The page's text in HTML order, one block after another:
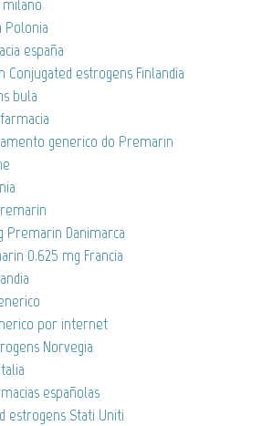
españa
Conjugated estrogens Finlandia
bula
generico do Premarin
Premarin Danimarca
0.625 mg Francia
por internet
Norvegia
españolas
estrogens Stati Uniti